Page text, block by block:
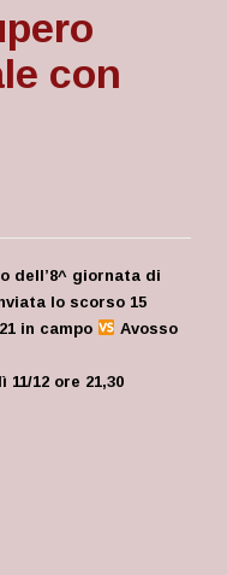
con
dell’8^ giornata di
lo scorso 15
in campo
Avosso
12 ore 21,30